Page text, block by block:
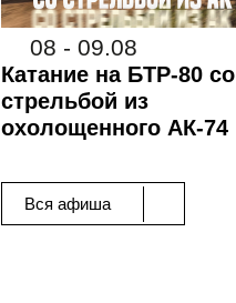
08 - 09.08
Катание на БТР-80 со
стрельбой из
охолощенного АК-74
Вся афиша